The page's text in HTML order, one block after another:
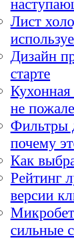
Лист
Дизайн
старте
не
Фильтры
почему
Как
Рейтинг
версии
сильные